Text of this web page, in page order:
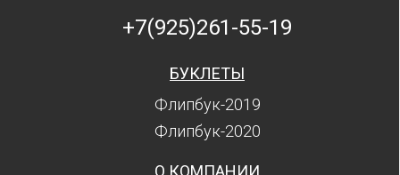
+7(925)261-55-19
БУКЛЕТЫ
Флипбук-2019
Флипбук-2020
О КОМПАНИИ